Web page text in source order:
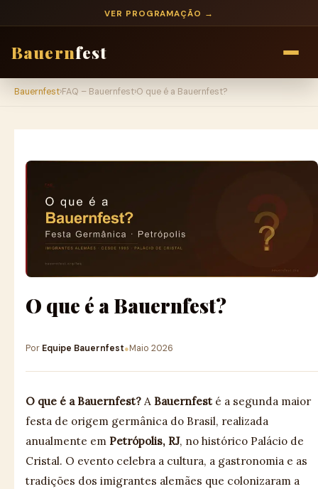
VER PROGRAMAÇÃO →
Bauernfest
Bauernfest›FAQ – Bauernfest›O que é a Bauernfest?
O que é a Bauernfest?
Por Equipe Bauernfest●Maio 2026
O que é a Bauernfest? A Bauernfesté a segunda maior
festa de origem germânica do Brasil, realizada
anualmente em Petrópolis, RJ, no histórico Palácio de
Cristal. O evento celebra a cultura, a gastronomia e as
tradições dos imigrantes alemães que colonizaram a